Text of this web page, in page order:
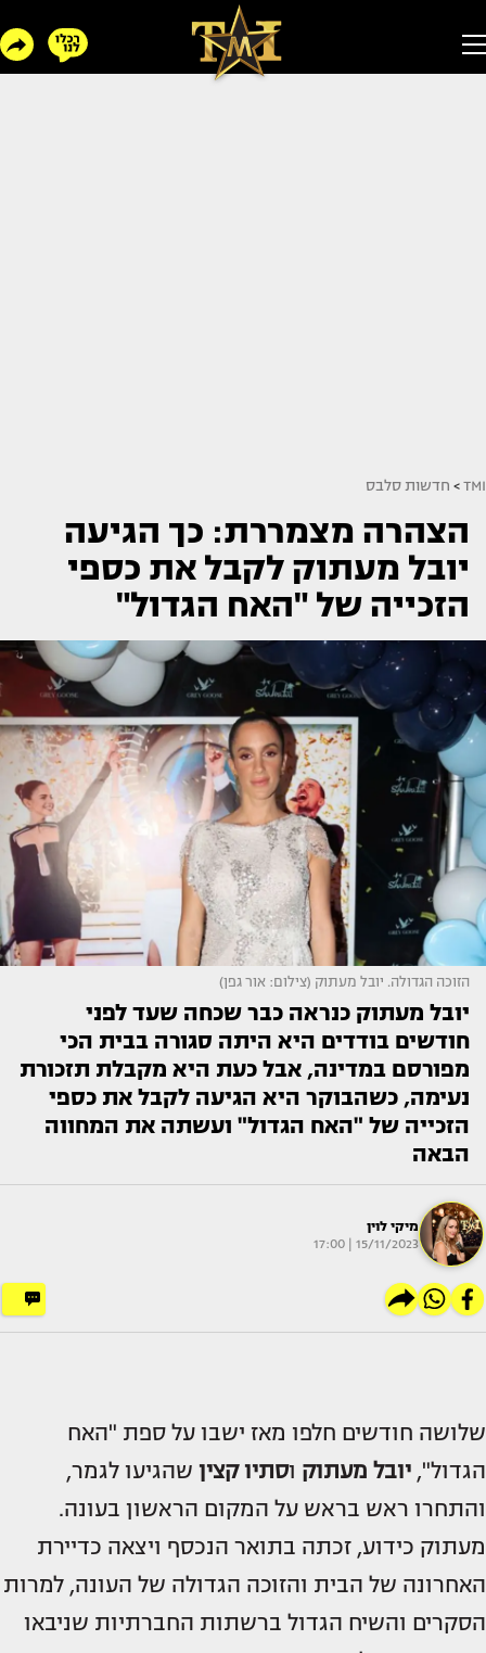
TMI
> חדשות סלבס
הצהרה מצמררת: כך הגיעה
יובל מעתוק לקבל את כספי
הזכייה של "האח הגדול"
הזוכה הגדולה. יובל מעתוק (צילום: אור גפן)
יובל מעתוק כנראה כבר שכחה שעד לפני
חודשים בודדים היא היתה סגורה בבית הכי
מפורסם במדינה, אבל כעת היא מקבלת תזכורת
נעימה, כשהבוקר היא הגיעה לקבל את כספי
הזכייה של "האח הגדול" ועשתה את המחווה
הבאה
מיקי לוין
15/11/2023 | 17:00
שלושה חודשים חלפו מאז ישבו על ספת "האח
הגדול", יובל מעתוק וסתיו קצין שהגיעו לגמר,
והתחרו ראש בראש על המקום הראשון בעונה.
מעתוק כידוע, זכתה בתואר הנכסף ויצאה כדיירת
האחרונה של הבית והזוכה הגדולה של העונה, למרות
הסקרים והשיח הגדול ברשתות החברתיות שניבאו